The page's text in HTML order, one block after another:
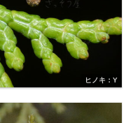
ヒノキ：Y